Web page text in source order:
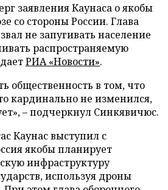
заявления Каунаса о якобы
со стороны России. Глава
не запугивать население
распространяемую
РИА «Новости».
общественность в том, что
кардинально не изменился,
– подчеркнул Синкявичюс.
Каунас выступил с
якобы планирует
инфраструктуру
используя дроны